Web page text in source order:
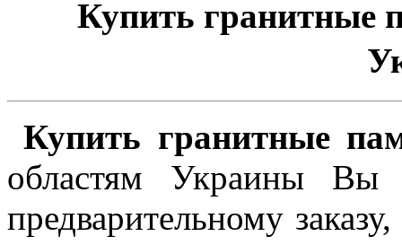
Купить гранитные
Купить гранитные
областям Украины
предварительному